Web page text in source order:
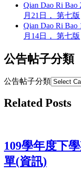
Qian Dao Ri Bao
月21日， 第七版
Qian Dao Ri Bao
月14日， 第七版
公告帖子分類
公告帖子分類
Related Posts
109學年度下
單(資訊)